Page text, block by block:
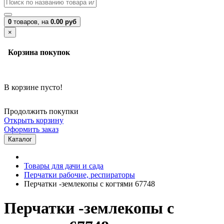
0 товаров, на 0.00 руб
×
Корзина покупок
В корзине пусто!
Продолжить покупки
Открыть корзину
Оформить заказ
Каталог
Товары для дачи и сада
Перчатки рабочие, респираторы
Перчатки -землекопы с когтями 67748
Перчатки -землекопы с